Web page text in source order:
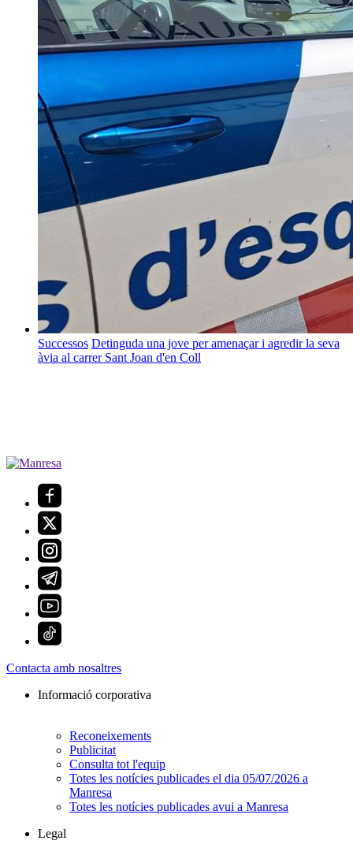
Successos Detinguda una jove per amenaçar i agredir la seva
àvia al carrer Sant Joan d'en Coll
Contacta amb nosaltres
Informació corporativa
Reconeixements
Publicitat
Consulta tot l'equip
Totes les notícies publicades el dia 05/07/2026 a
Manresa
Totes les notícies publicades avui a Manresa
Legal